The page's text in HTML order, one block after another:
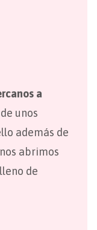
a
unos
además de
abrimos
de